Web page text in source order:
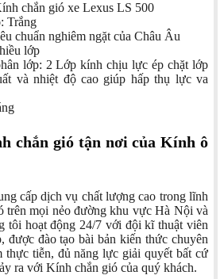
chắn gió xe Lexus LS 500
Trắng
chuẩn nghiêm ngặt của Châu Âu
lớp
lớp: 2 Lớp kính chịu lực ép chặt lớp
và nhiệt độ cao giúp hấp thụ lực va
chắn gió tận nơi của Kính ô
cấp dịch vụ chất lượng cao trong lĩnh
trên mọi nẻo đường khu vực Hà Nội và
tôi hoạt động 24/7 với đội kĩ thuật viên
được đào tạo bài bản kiến thức chuyên
thực tiễn, đủ năng lực giải quyết bất cứ
ra với Kính chắn gió của quý khách.